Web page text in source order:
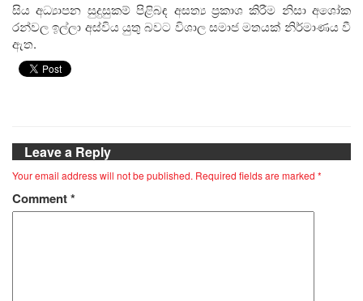
සිය අධ්‍යාපන සුදුසුකම් පිළිබඳ අසත්‍ය ප්‍රකාශ කිරීම නිසා අශෝක
රන්වල ඉල්ලා අස්විය යුතු බවට විශාල සමාජ මතයක් නිර්මාණය වී
ඇත.
Leave a Reply
Your email address will not be published. Required fields are marked *
Comment*